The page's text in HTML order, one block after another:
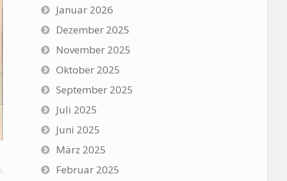
Januar 2026
Dezember 2025
November 2025
Oktober 2025
September 2025
Juli 2025
Juni 2025
März 2025
Februar 2025